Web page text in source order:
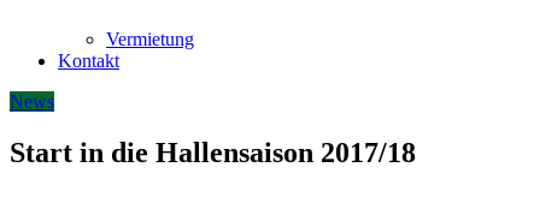
Vermietung
Kontakt
News
Start in die Hallensaison 2017/18